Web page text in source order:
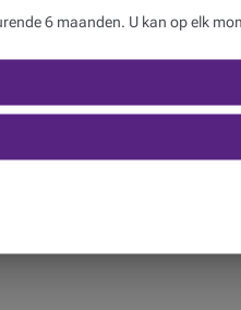
6 maanden. U kan op elk